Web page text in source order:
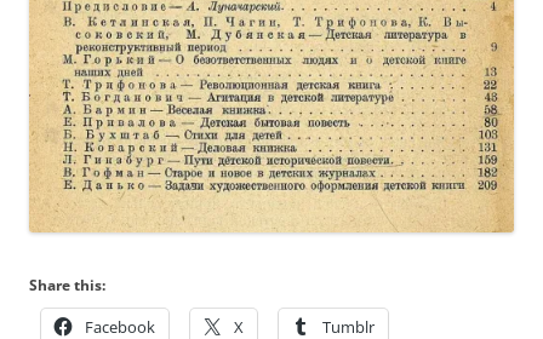
Share this:
Facebook X Tumblr